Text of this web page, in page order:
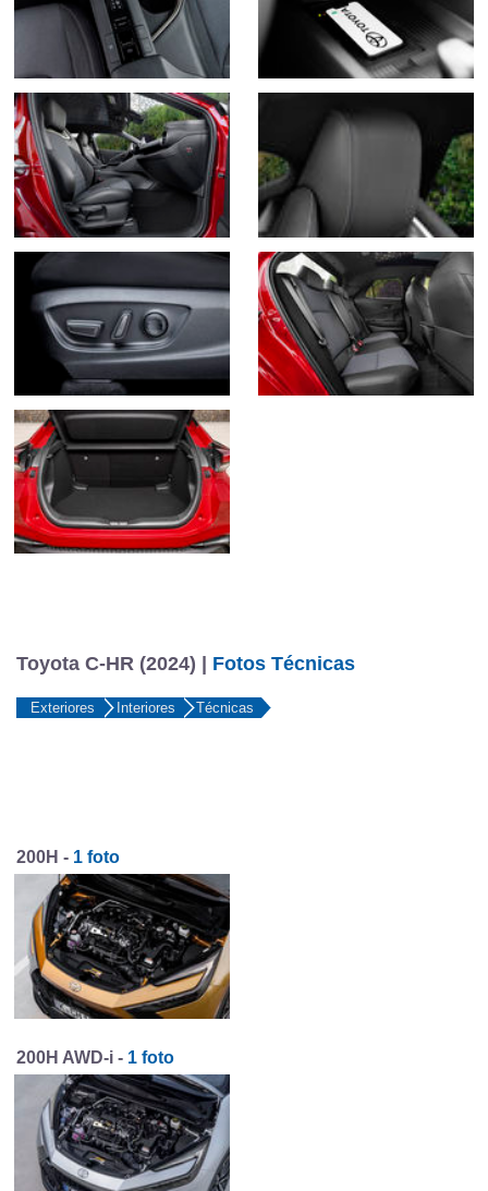
Toyota C-HR (2024) | Fotos Técnicas
Exteriores Interiores Técnicas
200H - 1 foto
200H AWD-i - 1 foto